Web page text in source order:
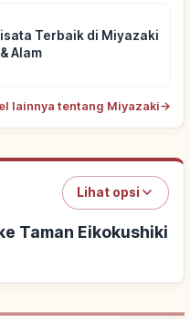
Terbaik di Miyazaki
Alam
lainnya tentang Miyazaki→
Lihat opsi
Taman Eikokushiki